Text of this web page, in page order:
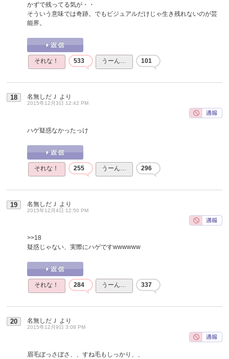
かずで残ってる気が・・
そういう意味では奇跡。でもビジュアルだけじゃ生き残れないのが芸
能界。
それな！ 533 うーん… 101
18 名無しだＪ より
2015年12月3日 12:42 PM
ハゲ疑惑なかったっけ
それな！ 255 うーん… 296
19 名無しだＪ より
2015年12月4日 12:50 PM
>>18
疑惑じゃない、実際にハゲですwwwwww
それな！ 284 うーん… 337
20 名無しだＪ より
2015年12月9日 3:08 PM
眉毛ぼっさぼさ、、すね毛もしっかり、、